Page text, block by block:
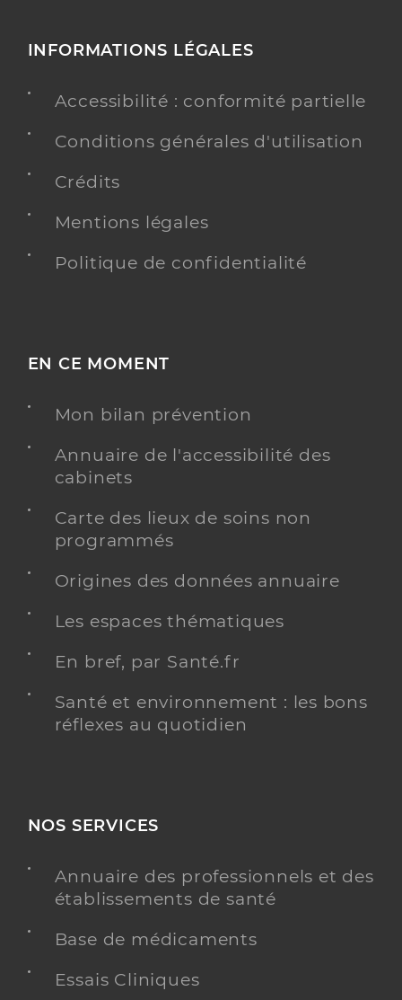
INFORMATIONS LÉGALES
Accessibilité : conformité partielle
Conditions générales d'utilisation
Crédits
Mentions légales
Politique de confidentialité
EN CE MOMENT
Mon bilan prévention
Annuaire de l'accessibilité des
cabinets
Carte des lieux de soins non
programmés
Origines des données annuaire
Les espaces thématiques
En bref, par Santé.fr
Santé et environnement : les bons
réflexes au quotidien
NOS SERVICES
Annuaire des professionnels et des
établissements de santé
Base de médicaments
Essais Cliniques